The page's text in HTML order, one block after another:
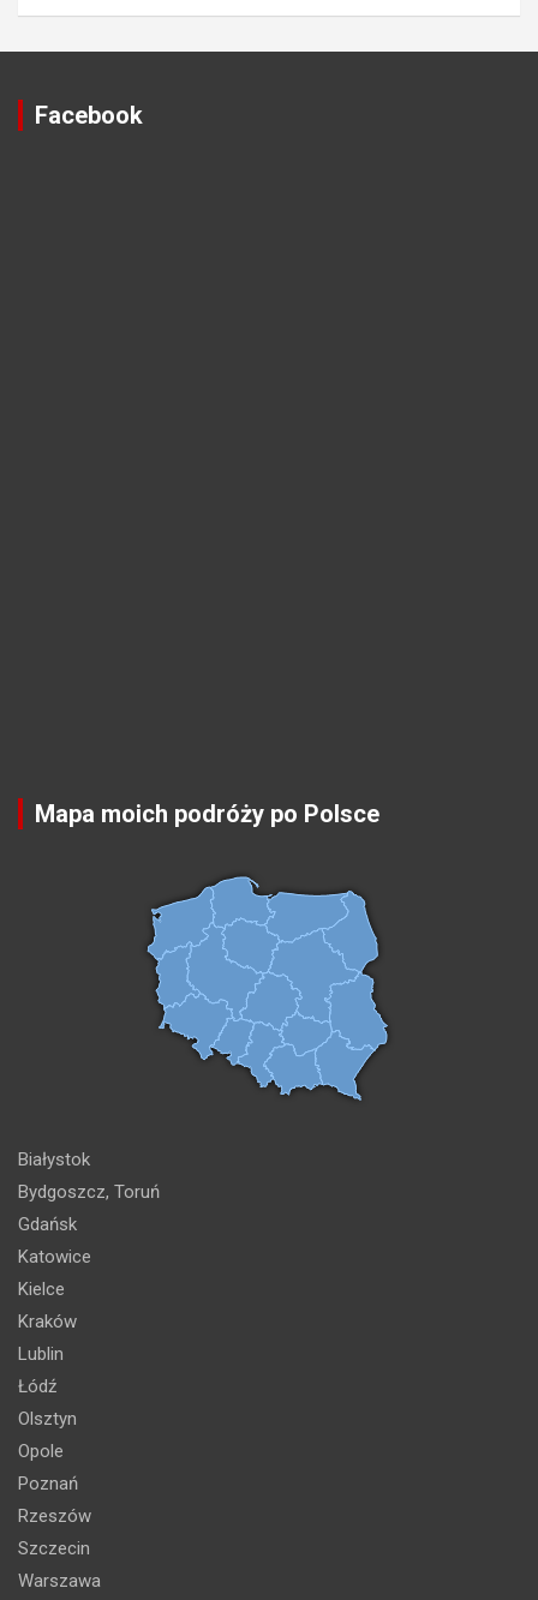
Facebook
Mapa moich podróży po Polsce
Białystok
Bydgoszcz, Toruń
Gdańsk
Katowice
Kielce
Kraków
Lublin
Łódź
Olsztyn
Opole
Poznań
Rzeszów
Szczecin
Warszawa